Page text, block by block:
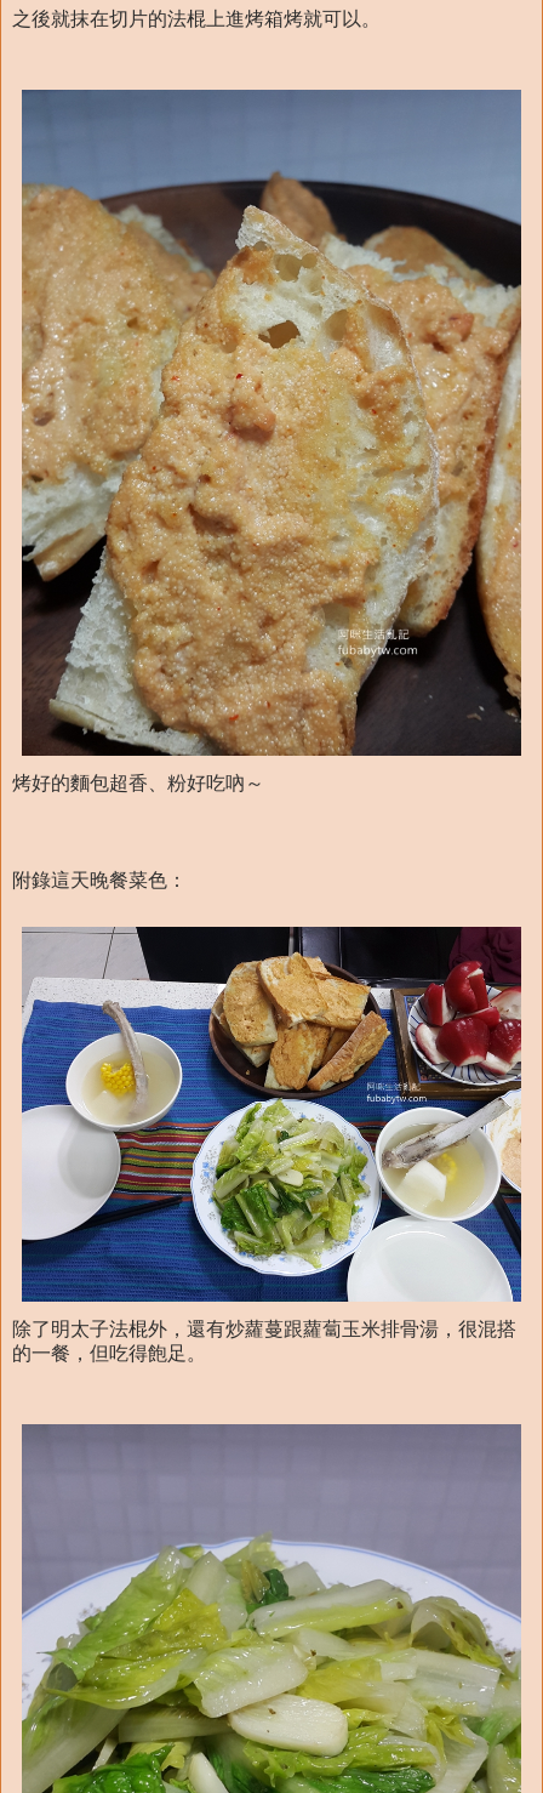
之後就抹在切片的法棍上進烤箱烤就可以。
烤好的麵包超香、粉好吃吶～
附錄這天晚餐菜色：
除了明太子法棍外，還有炒蘿蔓跟蘿蔔玉米排骨湯，很混搭
的一餐，但吃得飽足。